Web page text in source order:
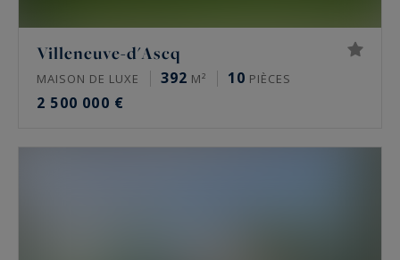
Villeneuve-d'Ascq
MAISON DE LUXE 392 M² 10 PIÈCES
2 500 000 €